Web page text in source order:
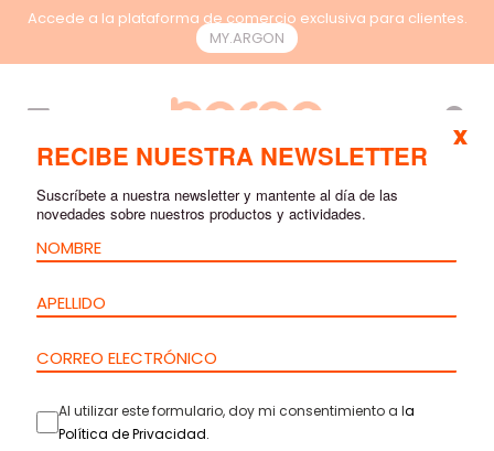
Accede a la plataforma de comercio exclusiva para clientes.
MY.ARGON
INICIO> PRODUCTOS>COBRE>CONECTORES KEYSTONE
CONECTOR KEYSTONE HEMBRA CAT.8.1 – STP – SIN
RECIBE NUESTRA NEWSLETTER
Suscríbete a nuestra newsletter y mantente al día de las
novedades sobre nuestros productos y actividades.
Al utilizar este formulario, doy mi consentimiento a la
Política de Privacidad.
x